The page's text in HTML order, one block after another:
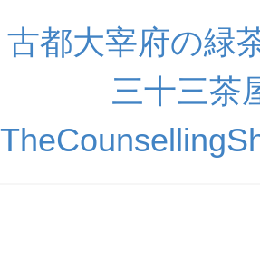
古都大宰府の緑
三十三茶